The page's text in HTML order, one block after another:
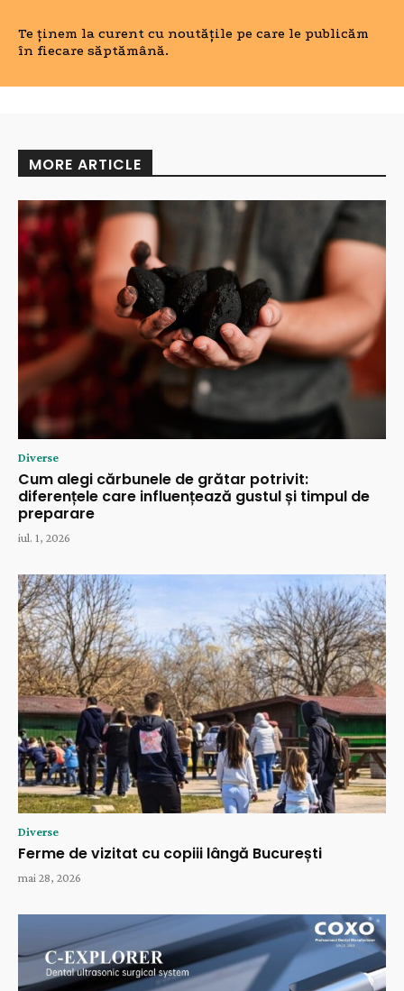
Te ținem la curent cu noutățile pe care le publicăm
în fiecare săptămână.
MORE ARTICLE
Diverse
Cum alegi cărbunele de grătar potrivit:
diferențele care influențează gustul și timpul de
preparare
iul. 1, 2026
Diverse
Ferme de vizitat cu copiii lângă București
mai 28, 2026